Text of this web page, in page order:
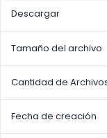
Descargar
Tamaño del archivo
Cantidad de
Fecha de creación